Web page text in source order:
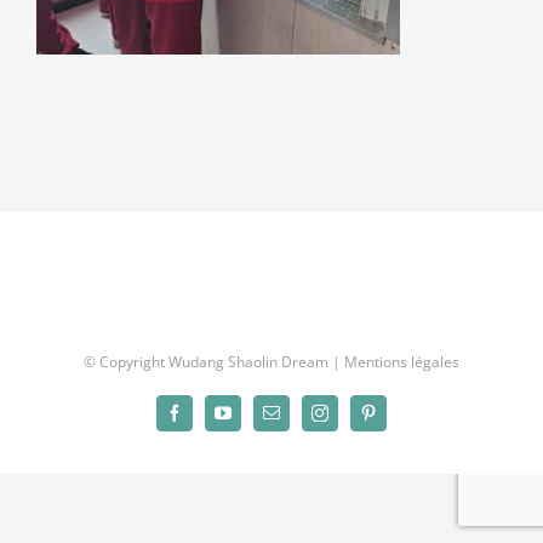
© Copyright Wudang Shaolin Dream | Mentions légales
FacebookYouTubeEmail InstagramPinterest